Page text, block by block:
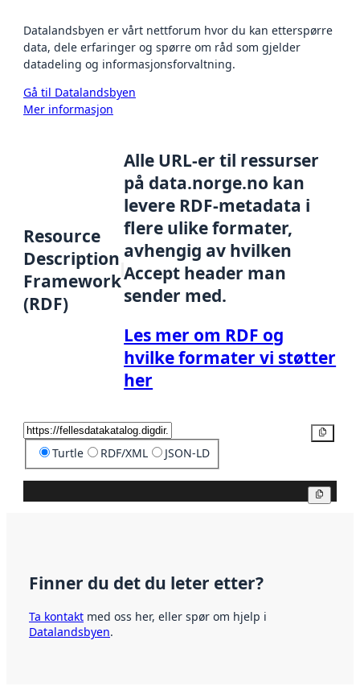
Datalandsbyen er vårt nettforum hvor du kan etterspørre
data, dele erfaringer og spørre om råd som gjelder
datadeling og informasjonsforvaltning.
Gå til Datalandsbyen
Mer informasjon
Resource
Description
Framework
(RDF)
Alle URL-er til ressurser
på data.norge.no kan
levere RDF-metadata i
flere ulike formater,
avhengig av hvilken
Accept header man
sender med.
Les mer om RDF og
hvilke formater vi støtter
her
Turtle RDF/XML JSON-LD
Finner du det du leter etter?
Ta kontakt med oss her, eller spør om hjelp i
Datalandsbyen.